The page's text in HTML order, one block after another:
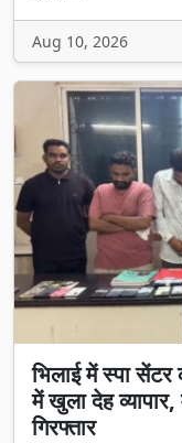
Aug 10, 2026
भिलाई में स्पा
में खुला देह
गिरफ्तार